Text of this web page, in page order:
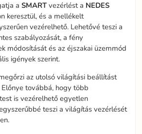
aSMARTvezérlést a NEDES
keresztül, és a mellékelt
vezérelhető. Lehetővé teszi a
szabályozását, a fény
módosítását és az éjszakai üzemmód
igények szerint.
az utolsó világítási beállítást
Előnye továbbá, hogy több
is vezérelhető egyetlen
teszi a világítás vezérlését